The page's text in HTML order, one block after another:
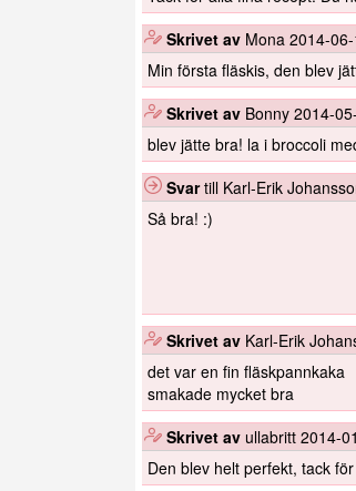
Skrivet av Mona 2014-
Min första fläskis, den blev
Skrivet av Bonny 2014-
blev jätte bra! la i broccoli
Svartill Karl-Erik
Så bra! :)
Skrivet av Karl-Erik
det var en fin fläskpannkaka
smakade mycket bra
Skrivet av ullabritt 2014-
Den blev helt perfekt, tack